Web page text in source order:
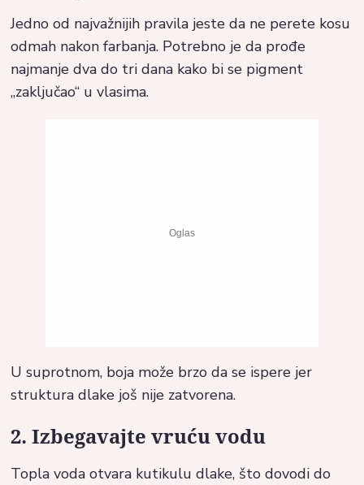
Jedno od najvažnijih pravila jeste da ne perete kosu
odmah nakon farbanja. Potrebno je da prođe
najmanje dva do tri dana kako bi se pigment
„zaključao“ u vlasima.
U suprotnom, boja može brzo da se ispere jer
struktura dlake još nije zatvorena.
2. Izbegavajte vruću vodu
Topla voda otvara kutikulu dlake, što dovodi do